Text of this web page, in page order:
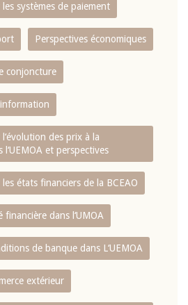
systèmes de paiement
Perspectives économiques
conjoncture
des prix à la
et perspectives
états financiers de la BCEAO
financière dans l‘UMOA
de banque dans L‘UEMOA
extérieur